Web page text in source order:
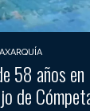
AXARQUÍA
58 años
de